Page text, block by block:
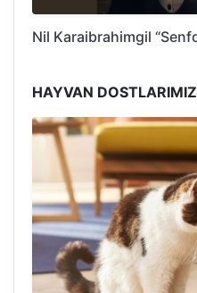
Nil Karaibrahimgil
HAYVAN DOSTLARIMIZ